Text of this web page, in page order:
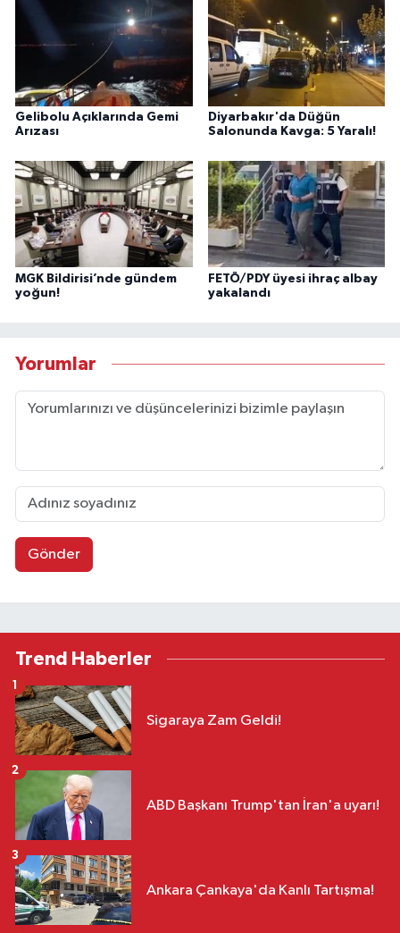
Gelibolu Açıklarında Gemi
Arızası
Diyarbakır'da Düğün
Salonunda Kavga: 5 Yaralı!
MGK Bildirisi’nde gündem
yoğun!
FETÖ/PDY üyesi ihraç albay
yakalandı
Yorumlar
Gönder
Trend Haberler
Sigaraya Zam Geldi!
1
ABD Başkanı Trump'tan İran'a uyarı!
2
Ankara Çankaya'da Kanlı Tartışma!
3